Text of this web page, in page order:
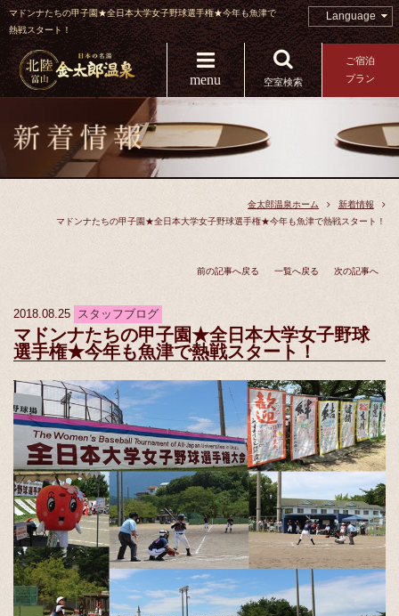
マドンナたちの甲子園★全日本大学女子野球選手権★今年も魚津で
熱戦スタート！
Language
menu 空室検索
ご宿泊
プラン
金太郎温泉ホーム
新着情報
マドンナたちの甲子園★全日本大学女子野球選手権★今年も魚津で熱戦スタート！
前の記事へ戻る 一覧へ戻る 次の記事へ
2018.08.25 スタッフブログ
マドンナたちの甲子園★全日本大学女子野球
選手権★今年も魚津で熱戦スタート！